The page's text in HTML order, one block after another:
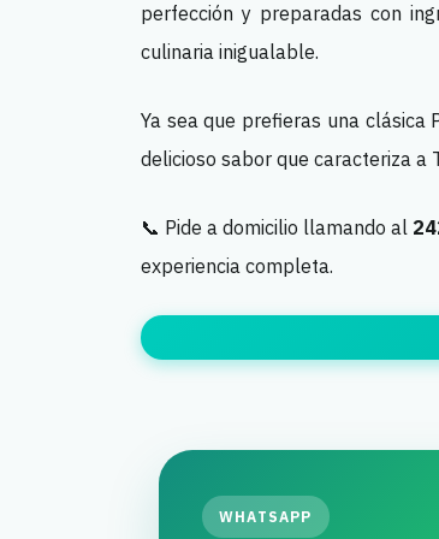
perfección y preparadas con
culinaria inigualable.
Ya sea que prefieras una
delicioso sabor que caracteriza a
📞 Pide a domicilio llamando al
experiencia completa.
WHATSAPP